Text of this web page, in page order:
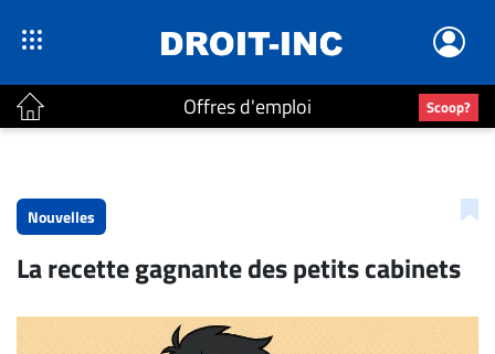
Offres d'emploi Scoop?
Accueil
Continu
Nouvelles
La recette gagnante des petits cabinets